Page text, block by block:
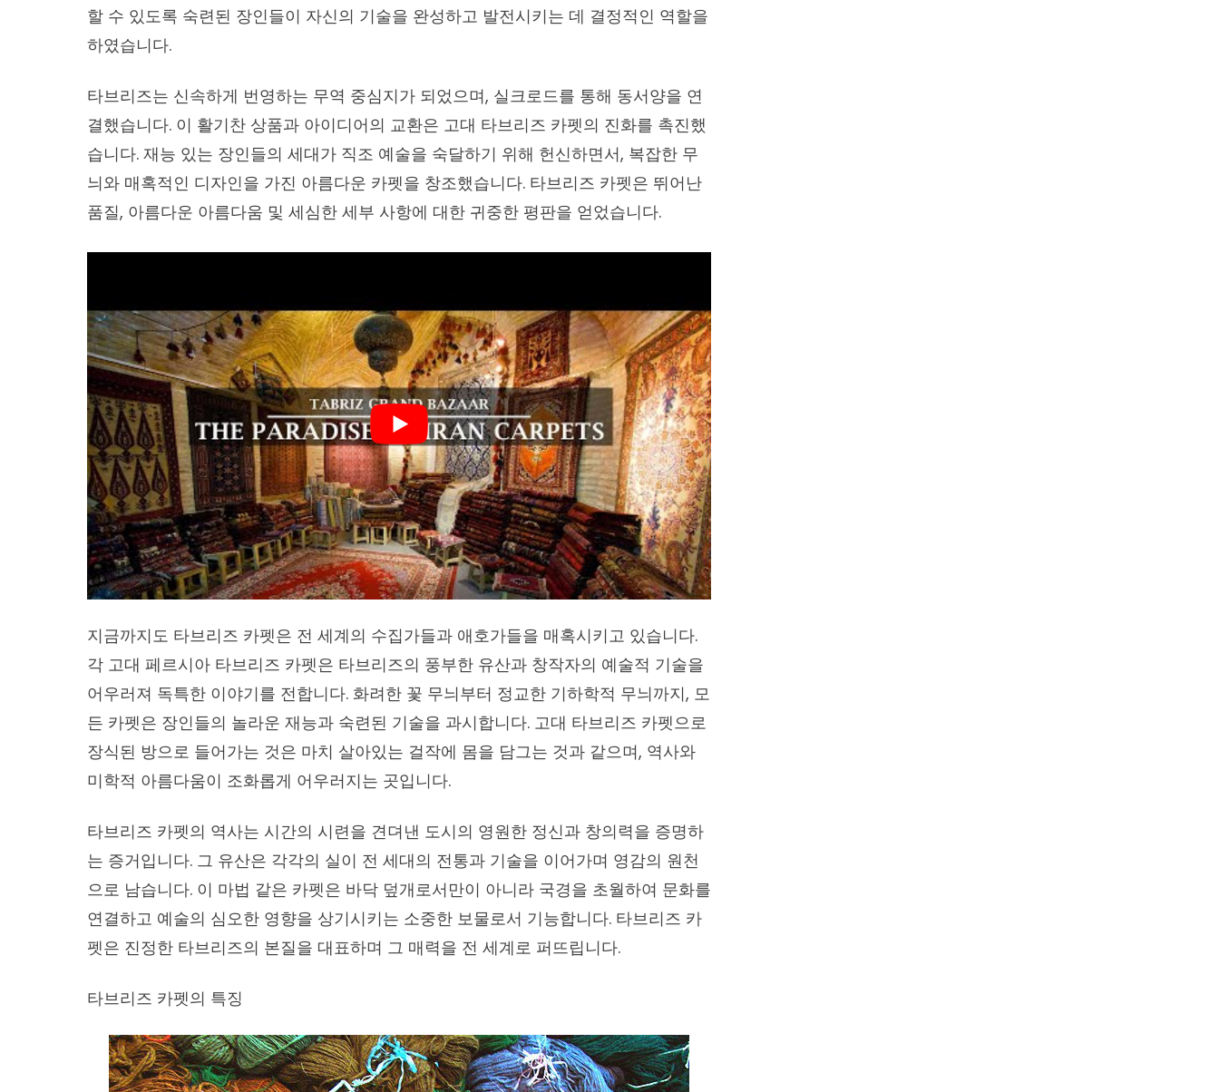
할 수 있도록 숙련된 장인들이 자신의 기술을 완성하고 발전시키는 데 결정적인 역할을
하였습니다.
타브리즈는 신속하게 번영하는 무역 중심지가 되었으며, 실크로드를 통해 동서양을 연
결했습니다. 이 활기찬 상품과 아이디어의 교환은 고대 타브리즈 카펫의 진화를 촉진했
습니다. 재능 있는 장인들의 세대가 직조 예술을 숙달하기 위해 헌신하면서, 복잡한 무
늬와 매혹적인 디자인을 가진 아름다운 카펫을 창조했습니다. 타브리즈 카펫은 뛰어난
품질, 아름다운 아름다움 및 세심한 세부 사항에 대한 귀중한 평판을 얻었습니다.
지금까지도 타브리즈 카펫은 전 세계의 수집가들과 애호가들을 매혹시키고 있습니다.
각 고대 페르시아 타브리즈 카펫은 타브리즈의 풍부한 유산과 창작자의 예술적 기술을
어우러져 독특한 이야기를 전합니다. 화려한 꽃 무늬부터 정교한 기하학적 무늬까지, 모
든 카펫은 장인들의 놀라운 재능과 숙련된 기술을 과시합니다. 고대 타브리즈 카펫으로
장식된 방으로 들어가는 것은 마치 살아있는 걸작에 몸을 담그는 것과 같으며, 역사와
미학적 아름다움이 조화롭게 어우러지는 곳입니다.
타브리즈 카펫의 역사는 시간의 시련을 견뎌낸 도시의 영원한 정신과 창의력을 증명하
는 증거입니다. 그 유산은 각각의 실이 전 세대의 전통과 기술을 이어가며 영감의 원천
으로 남습니다. 이 마법 같은 카펫은 바닥 덮개로서만이 아니라 국경을 초월하여 문화를
연결하고 예술의 심오한 영향을 상기시키는 소중한 보물로서 기능합니다. 타브리즈 카
펫은 진정한 타브리즈의 본질을 대표하며 그 매력을 전 세계로 퍼뜨립니다.
타브리즈 카펫의 특징